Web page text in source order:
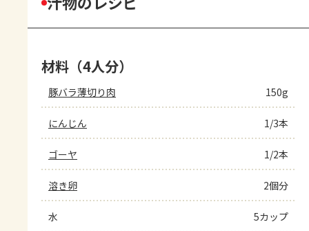
材料（4人分）
豚バラ薄切り肉 150g
にんじん 1/3本
ゴーヤ 1/2本
溶き卵 2個分
水 5カップ